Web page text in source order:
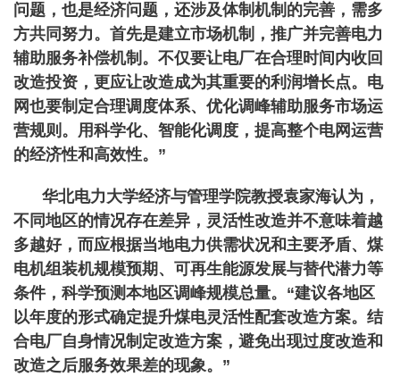
问题，也是经济问题，还涉及体制机制的完善，需多
方共同努力。首先是建立市场机制，推广并完善电力
辅助服务补偿机制。不仅要让电厂在合理时间内收回
改造投资，更应让改造成为其重要的利润增长点。电
网也要制定合理调度体系、优化调峰辅助服务市场运
营规则。用科学化、智能化调度，提高整个电网运营
的经济性和高效性。”
华北电力大学经济与管理学院教授袁家海认为，
不同地区的情况存在差异，灵活性改造并不意味着越
多越好，而应根据当地电力供需状况和主要矛盾、煤
电机组装机规模预期、可再生能源发展与替代潜力等
条件，科学预测本地区调峰规模总量。“建议各地区
以年度的形式确定提升煤电灵活性配套改造方案。结
合电厂自身情况制定改造方案，避免出现过度改造和
改造之后服务效果差的现象。”